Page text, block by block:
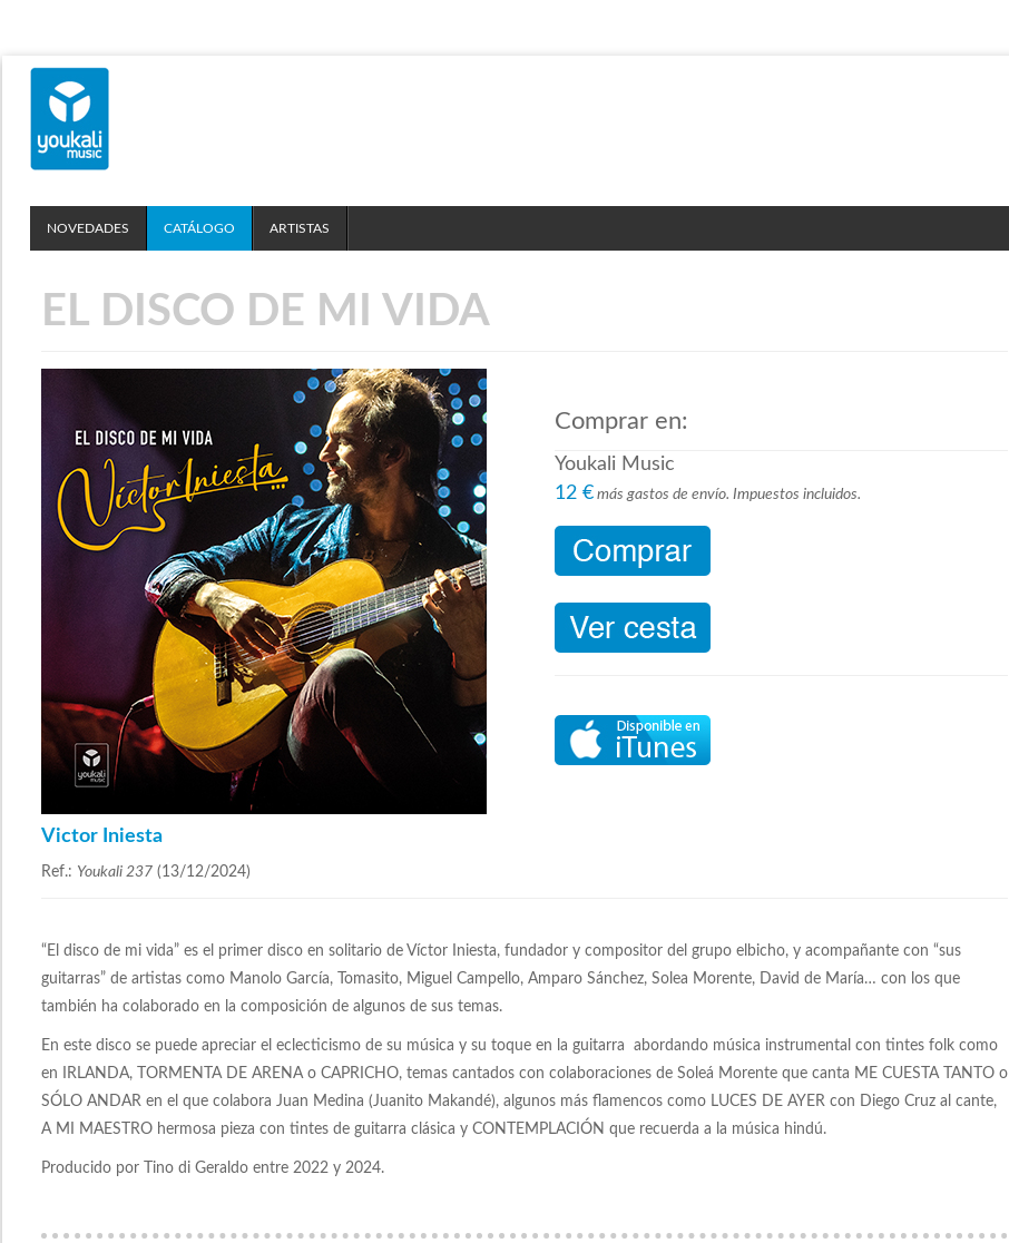
NOVEDADES CATÁLOGO ARTISTAS
EL DISCO DE MI VIDA
Victor Iniesta
Ref.: Youkali 237 (13/12/2024)
Comprar en:
Youkali Music
12 € más gastos de envío. Impuestos incluidos.
“El disco de mi vida” es el primer disco en solitario de Víctor Iniesta, fundador y compositor del grupo elbicho, y acompañante con “sus
guitarras” de artistas como Manolo García, Tomasito, Miguel Campello, Amparo Sánchez, Solea Morente, David de María… con los que
también ha colaborado en la composición de algunos de sus temas.
En este disco se puede apreciar el eclecticismo de su música y su toque en la guitarra abordando música instrumental con tintes folk como
en IRLANDA, TORMENTA DE ARENA o CAPRICHO, temas cantados con colaboraciones de Soleá Morente que canta ME CUESTA TANTO o
SÓLO ANDAR en el que colabora Juan Medina (Juanito Makandé), algunos más flamencos como LUCES DE AYER con Diego Cruz al cante,
A MI MAESTRO hermosa pieza con tintes de guitarra clásica y CONTEMPLACIÓN que recuerda a la música hindú.
Producido por Tino di Geraldo entre 2022 y 2024.